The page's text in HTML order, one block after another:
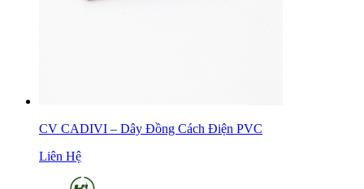
CV CADIVI – Dây Đồng Cách Điện PVC
Liên Hệ